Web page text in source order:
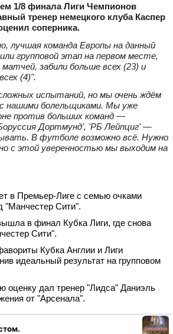
1/8 финала Лиги Чемпионов
тренер немецкого клуба Каспер
соперника.
лучшая команда Европы на данный
групповой этап на первом месте,
забили больше всех (23) и
(4)".
испытаний, но мы очень ждём
болельщиками. Мы уже
против больших команд —
Дортмунд', 'РБ Лейпциг' —
В футболе возможно всё. Нужно
с этой уверенностью мы выходим на
в Премьер‑Лиге с семью очками
"Манчестер Сити".
в финал Кубка Лиги, где снова
Сити".
Кубка Англии и Лиги
идеальный результат на групповом
оценку дал тренер "Лидса" Даниэль
от "Арсенала".